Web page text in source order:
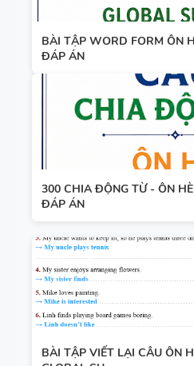
BÀI TẬP WORD FORM ÔN
ĐÁP ÁN
300 CHIA ĐỘNG TỪ - ÔN
ĐÁP ÁN
BÀI TẬP VIẾT LẠI CÂU ÔN